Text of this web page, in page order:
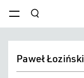
menu szukaj
Paweł Łoziński